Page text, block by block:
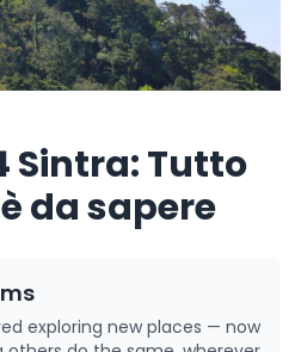
Sintra: Tutto
da sapere
exploring new places — now